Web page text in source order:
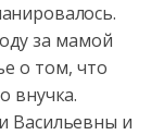
за мамой
о том, что
внучка.
Васильевны и